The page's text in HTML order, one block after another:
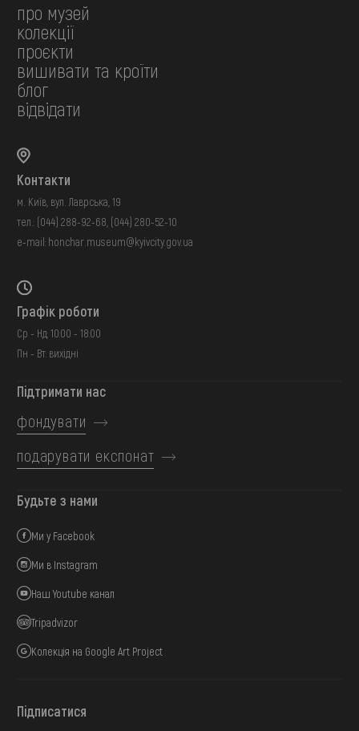
про музей
колекції
проєкти
вишивати та кроїти
блог
відвідати
Контакти
м. Київ, вул. Лаврська, 19
тел.: (044) 288-92-68 (044) 280-52-10
e-mail: honchar.museum@kyivcity.gov.ua
Графік роботи
Ср - Нд: 10:00 - 18:00
Пн - Вт: вихідні
Підтримати нас
фондувати
подарувати експонат
Будьте з нами
Ми у Facebook
Ми в Instagram
Наш Youtube канал
Tripadvizor
Колекція на Google Art Project
Підписатися